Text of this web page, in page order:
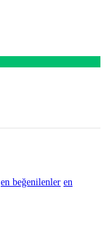
en beğenilenler en